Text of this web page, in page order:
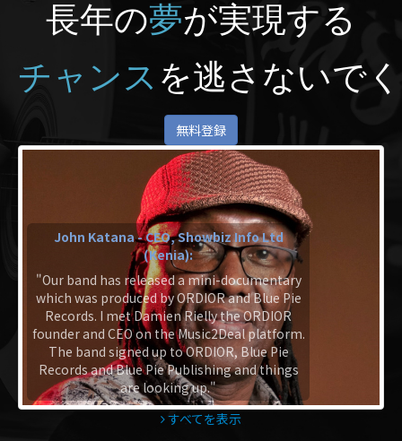
長年の夢が実現する
チャンス を逃さないで
無料登録
John Katana - CEO, Showbiz Info Ltd
(Kenia):
"Our band has released a mini-documentary
which was produced by ORDIOR and Blue Pie
Records. I met Damien Rielly the ORDIOR
founder and CEO on the Music2Deal platform.
The band signed up to ORDIOR, Blue Pie
Records and Blue Pie Publishing and things
are looking up."
すべてを表示